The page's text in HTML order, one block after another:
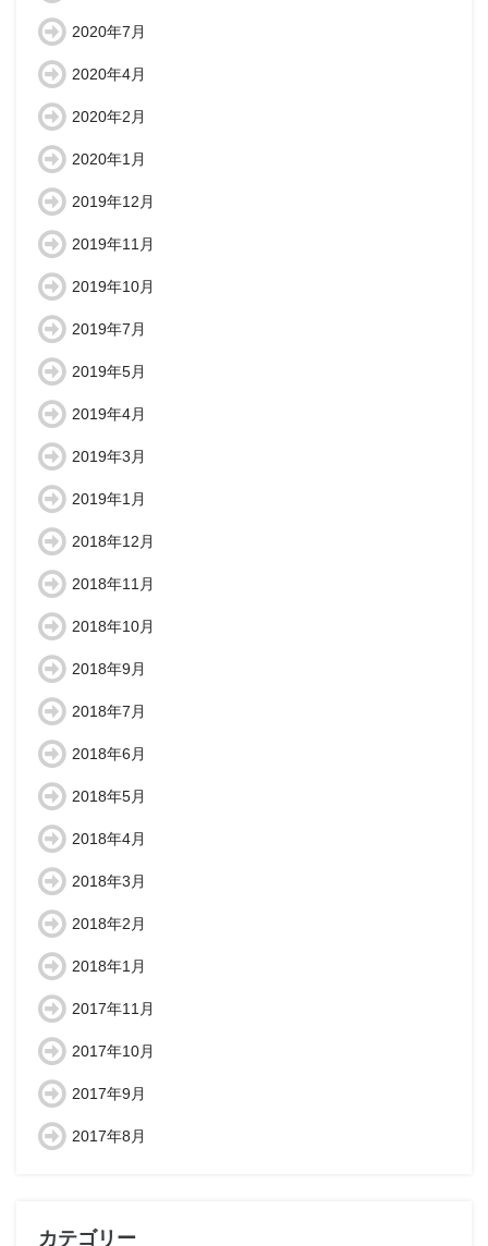
2020年7月
2020年4月
2020年2月
2020年1月
2019年12月
2019年11月
2019年10月
2019年7月
2019年5月
2019年4月
2019年3月
2019年1月
2018年12月
2018年11月
2018年10月
2018年9月
2018年7月
2018年6月
2018年5月
2018年4月
2018年3月
2018年2月
2018年1月
2017年11月
2017年10月
2017年9月
2017年8月
カテゴリー